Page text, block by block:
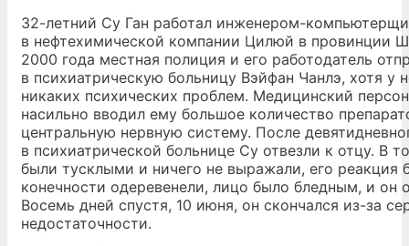
32-летний Су Ган работал инженером-
в нефтехимической компании Цилюй в провинции
2000 года местная полиция и его работодатель
в психиатрическую больницу Вэйфан Чанлэ, хотя у
никаких психических проблем. Медицинский
насильно вводил ему большое количество
центральную нервную систему. После
в психиатрической больнице Су отвезли к отцу. В
были тусклыми и ничего не выражали, его реакция
конечности одеревенели, лицо было бледным, и он
Восемь дней спустя, 10 июня, он скончался из-за
недостаточности.